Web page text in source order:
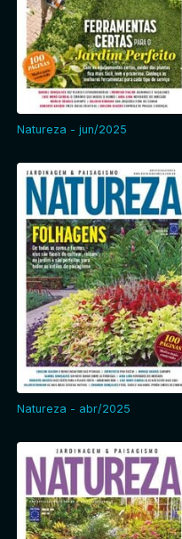
Natureza - jun/2025
Natureza - abr/2025